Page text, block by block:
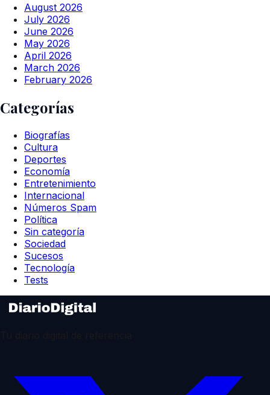
August 2026
July 2026
June 2026
May 2026
April 2026
March 2026
February 2026
Categorías
Biografías
Cultura
Deportes
Economía
Entretenimiento
Internacional
Números Spam
Política
Sin categoría
Sociedad
Sucesos
Tecnología
Tests